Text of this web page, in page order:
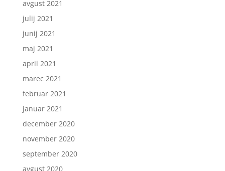
avgust 2021
julij 2021
junij 2021
maj 2021
april 2021
marec 2021
februar 2021
januar 2021
december 2020
november 2020
september 2020
avgust 2020